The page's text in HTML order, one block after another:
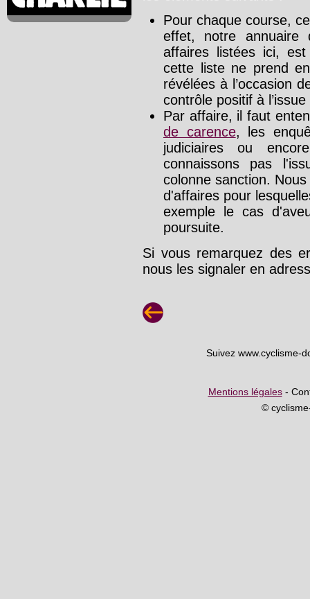
Pour chaque course,
effet, notre annuaire
affaires listées ici,
cette liste ne prend
révélées à l’occasion
contrôle positif à
Par affaire, il faut
de carence, les
judiciaires ou
connaissons pas
colonne sanction.
d'affaires pour
exemple le cas
poursuite.
Si vous remarquez des
nous les signaler en
Suivez www.cyclisme-
Mentions légales-
©